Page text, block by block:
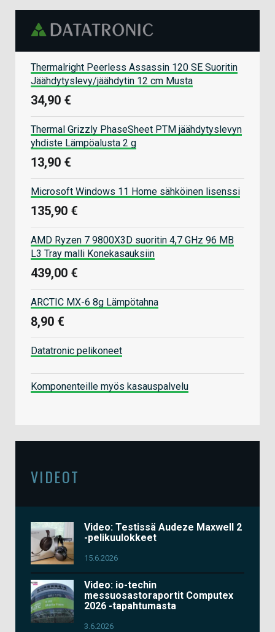
Thermalright Peerless Assassin 120 SE Suoritin
Jäähdytyslevy/jäähdytin 12 cm Musta
34,90 €
Thermal Grizzly PhaseSheet PTM jäähdytyslevyn
yhdiste Lämpöalusta 2 g
13,90 €
Microsoft Windows 11 Home sähköinen lisenssi
135,90 €
AMD Ryzen 7 9800X3D suoritin 4,7 GHz 96 MB
L3 Tray malli Konekasauksiin
439,00 €
ARCTIC MX-6 8g Lämpötahna
8,90 €
Datatronic pelikoneet
Komponenteille myös kasauspalvelu
VIDEOT
Video: Testissä Audeze Maxwell 2
-pelikuulokkeet
15.6.2026
Video: io-techin
messuosastoraportit Computex
2026 -tapahtumasta
3.6.2026